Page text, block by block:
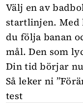
Välj en av
startlinjen. Med
du följa banan
mål. Den som
Din tid börjar
Så leker ni
test